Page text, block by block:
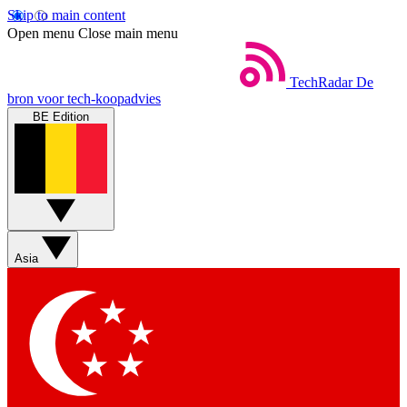
Skip to main content
Open menu Close main menu
TechRadar De
bron voor tech-koopadvies
BE Edition
Asia